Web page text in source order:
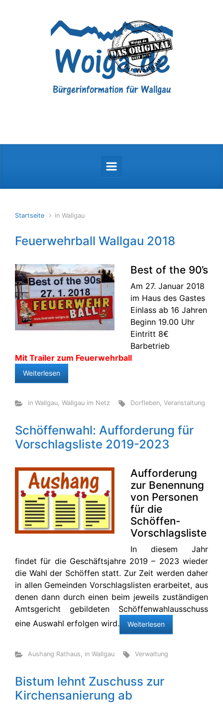
Startseite in Wallgau
Feuerwehrball Wallgau 2018
Best of the 90’s
Am 27. Januar 2018
im Haus des Gastes
Einlass ab 16 Jahren
Beginn 19.00 Uhr
Eintritt 8€
Barbetrieb
Mit Trailer zum Feuerwehrball
Weiterlesen
in Wallgau, Wallgau im Netz Dorfleben,Veranstaltung
Schöffenwahl: Aufforderung für
Vorschlagsliste 2019-2023
Aufforderung
zur Benennung
von Personen
für die
Schöffen-
Vorschlagsliste
In diesem Jahr
findet für die Geschäftsjahre 2019 – 2023 wieder
die Wahl der Schöffen statt. Zur Zeit werden daher
in allen Gemeinden Vorschlagslisten erarbeitet, aus
denen dann durch einen beim jeweils zuständigen
Amtsgericht gebildeten Schöffenwahlausschuss
eine Auswahl erfolgen wird.
Weiterlesen
Aushang Rathaus, in Wallgau Verwaltung
Bistum lehnt Zuschuss zur
Kirchensanierung ab